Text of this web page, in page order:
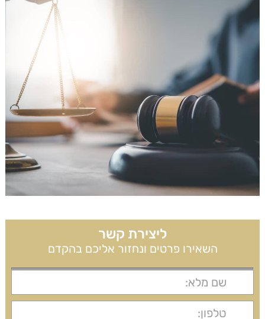
ליצירת קשר
השאירו פרטים ונחזור אליכם בהקדם